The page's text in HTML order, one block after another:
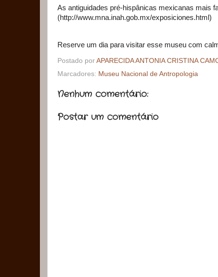
As antiguidades pré-hispânicas mexicanas mais
(http://www.mna.inah.gob.mx/exposiciones.html)
Reserve um dia para visitar esse museu com
Postado por APARECIDA ANTONIA CRISTINA
Marcadores: Museu Nacional de Antropologia
Nenhum comentário:
Postar um comentário